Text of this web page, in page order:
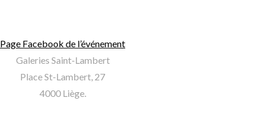
Page Facebook de l’événement
Galeries Saint-Lambert
Place St-Lambert, 27
4000 Liège.